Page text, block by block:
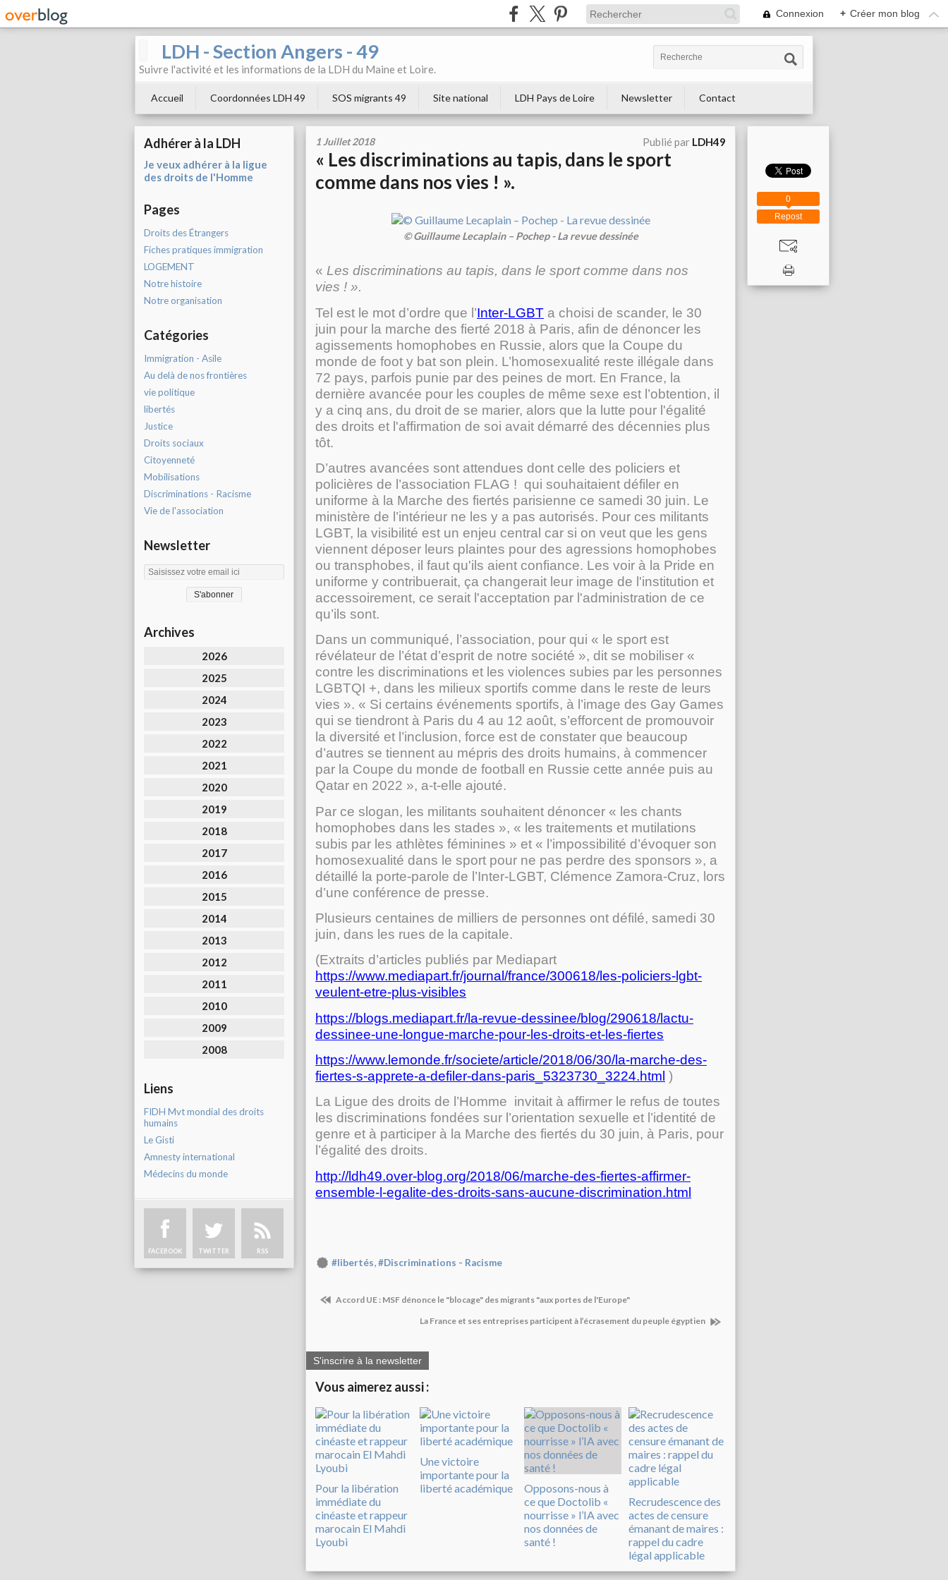
Connexion + Créer mon blog
LDH - Section Angers - 49
Suivre l'activité et les informations de la LDH du Maine et Loire.
Accueil Coordonnées LDH 49 SOS migrants 49 Site national LDH Pays de Loire Newsletter Contact
Adhérer à la LDH
Je veux adhérer à la ligue
des droits de l'Homme
Pages
Droits des Étrangers
Fiches pratiques immigration
LOGEMENT
Notre histoire
Notre organisation
Catégories
Immigration - Asile
Au delà de nos frontières
vie politique
libertés
Justice
Droits sociaux
Citoyenneté
Mobilisations
Discriminations - Racisme
Vie de l'association
Newsletter
Archives
2026
2025
2024
2023
2022
2021
2020
2019
2018
2017
2016
2015
2014
2013
2012
2011
2010
2009
2008
Liens
FIDH Mvt mondial des droits
humains
Le Gisti
Amnesty international
Médecins du monde
FACEBOOK TWITTER RSS
1 Juillet 2018 Publié par LDH49
« Les discriminations au tapis, dans le sport
comme dans nos vies ! ».
© Guillaume Lecaplain – Pochep - La revue dessinée
« Les discriminations au tapis, dans le sport comme dans nos
vies ! ».
Tel est le mot d’ordre que l’Inter-LGBT a choisi de scander, le 30
juin pour la marche des fierté 2018 à Paris, afin de dénoncer les
agissements homophobes en Russie, alors que la Coupe du
monde de foot y bat son plein. L’homosexualité reste illégale dans
72 pays, parfois punie par des peines de mort. En France, la
dernière avancée pour les couples de même sexe est l’obtention, il
y a cinq ans, du droit de se marier, alors que la lutte pour l'égalité
des droits et l'affirmation de soi avait démarré des décennies plus
tôt.
D’autres avancées sont attendues dont celle des policiers et
policières de l’association FLAG ! qui souhaitaient défiler en
uniforme à la Marche des fiertés parisienne ce samedi 30 juin. Le
ministère de l’intérieur ne les y a pas autorisés. Pour ces militants
LGBT, la visibilité est un enjeu central car si on veut que les gens
viennent déposer leurs plaintes pour des agressions homophobes
ou transphobes, il faut qu'ils aient confiance. Les voir à la Pride en
uniforme y contribuerait, ça changerait leur image de l'institution et
accessoirement, ce serait l'acceptation par l'administration de ce
qu’ils sont.
Dans un communiqué, l’association, pour qui « le sport est
révélateur de l’état d’esprit de notre société », dit se mobiliser «
contre les discriminations et les violences subies par les personnes
LGBTQI +, dans les milieux sportifs comme dans le reste de leurs
vies ». « Si certains événements sportifs, à l’image des Gay Games
qui se tiendront à Paris du 4 au 12 août, s’efforcent de promouvoir
la diversité et l’inclusion, force est de constater que beaucoup
d’autres se tiennent au mépris des droits humains, à commencer
par la Coupe du monde de football en Russie cette année puis au
Qatar en 2022 », a-t-elle ajouté.
Par ce slogan, les militants souhaitent dénoncer « les chants
homophobes dans les stades », « les traitements et mutilations
subis par les athlètes féminines » et « l’impossibilité d’évoquer son
homosexualité dans le sport pour ne pas perdre des sponsors », a
détaillé la porte-parole de l’Inter-LGBT, Clémence Zamora-Cruz, lors
d’une conférence de presse.
Plusieurs centaines de milliers de personnes ont défilé, samedi 30
juin, dans les rues de la capitale.
(Extraits d’articles publiés par Mediapart
https://www.mediapart.fr/journal/france/300618/les-policiers-lgbt-
veulent-etre-plus-visibles
https://blogs.mediapart.fr/la-revue-dessinee/blog/290618/lactu-
dessinee-une-longue-marche-pour-les-droits-et-les-fiertes
https://www.lemonde.fr/societe/article/2018/06/30/la-marche-des-
fiertes-s-apprete-a-defiler-dans-paris_5323730_3224.html )
La Ligue des droits de l’Homme invitait à affirmer le refus de toutes
les discriminations fondées sur l’orientation sexuelle et l’identité de
genre et à participer à la Marche des fiertés du 30 juin, à Paris, pour
l’égalité des droits.
http://ldh49.over-blog.org/2018/06/marche-des-fiertes-affirmer-
ensemble-l-egalite-des-droits-sans-aucune-discrimination.html
#libertés,#Discriminations - Racisme
Accord UE : MSF dénonce le "blocage" des migrants "aux portes de l'Europe"
La France et ses entreprises participent à l’écrasement du peuple égyptien
S'inscrire à la newsletter
Vous aimerez aussi :
Pour la libération
immédiate du
cinéaste et rappeur
marocain El Mahdi
Lyoubi
Une victoire
importante pour la
liberté académique
Opposons-nous à
ce que Doctolib «
nourrisse » l’IA avec
nos données de
santé !
Recrudescence des
actes de censure
émanant de maires :
rappel du cadre
légal applicable
Repost
0